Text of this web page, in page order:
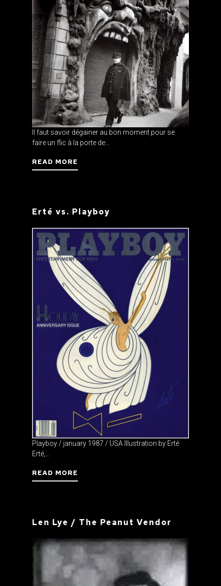
Il faut savoir dégainer au bon moment pour se
faire un flic à la porte de...
READ MORE
Erté vs. Playboy
Playboy / january 1987 / USA Illustration by Erté
Erté,...
READ MORE
Len Lye / The Peanut Vendor